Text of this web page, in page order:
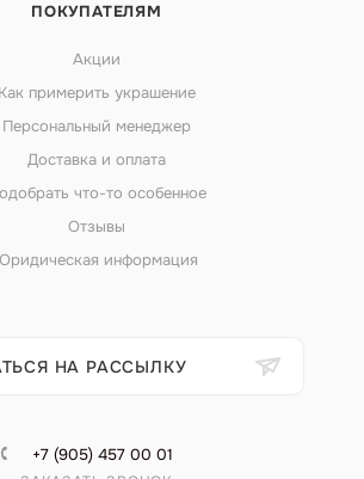
ПОКУПАТЕЛЯМ
Акции
Как примерить украшение
Персональный менеджер
Доставка и оплата
что-то особенное
Отзывы
информация
НА РАССЫЛКУ
+7 (905) 457 00 01